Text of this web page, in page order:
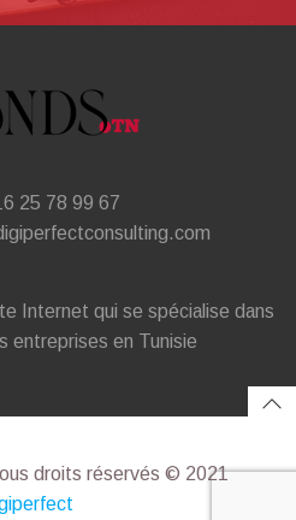
25 78 99 67
Internet qui se spécialise dans
entreprises en Tunisie
droits réservés © 2021